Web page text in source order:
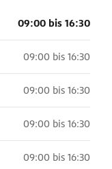
09:00 bis 16:30
09:00 bis 16:30
09:00 bis 16:30
09:00 bis 16:30
09:00 bis 16:30